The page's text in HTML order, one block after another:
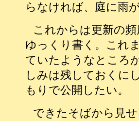
らなければ、庭に雨
これからは更新の
ゆっくり書く。これ
ていたようなところ
しみは残しておくに
もりで公開したい。
できたそばから見